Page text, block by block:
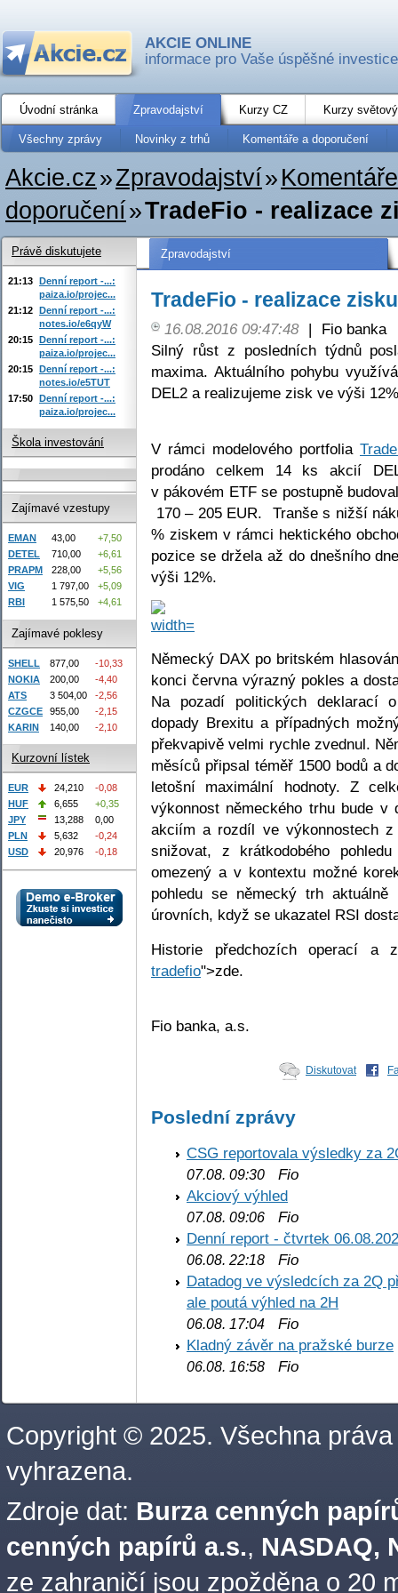
AKCIE ONLINE
informace pro Vaše úspěšné investice
Úvodní stránka Zpravodajství Kurzy CZ Kurzy
Všechny zprávy Novinky z trhů Komentáře a doporučení
Akcie.cz»Zpravodajství»
doporučení»TradeFio - realizace
Zpravodajství
TradeFio - realizace
16.08.2016 09:47:48 |
Fio banka
Silný růst z posledních týdnů
maxima. Aktuálního pohybu
DEL2 a realizujeme zisk ve výši
V rámci modelového portfolia
prodáno celkem 14 ks akcií
v pákovém ETF se postupně
170 – 205 EUR. Tranše s nižší
% ziskem v rámci hektického
pozice se držela až do dnešního
výši 12%.
Německý DAX po britském
konci června výrazný pokles a
Na pozadí politických deklarací
dopady Brexitu a případných
překvapivě velmi rychle zvednul.
měsíců připsal téměř 1500 bodů a
letošní maximální hodnoty. Z
výkonnost německého trhu bude
akciím a rozdíl ve výkonnostech
snižovat, z krátkodobého
omezený a v kontextu možné
pohledu se německý trh
úrovních, když se ukazatel RSI
Historie předchozích operací a
tradefio">zde.
Fio banka, a.s.
Diskutovat
Poslední zprávy
CSG reportovala výsledky za
07.08. 09:30 Fio
Akciový výhled
07.08. 09:06 Fio
Denní report - čtvrtek
06.08. 22:18 Fio
Datadog ve výsledcích za 2Q
ale poutá výhled na 2H
06.08. 17:04 Fio
Kladný závěr na pražské burze
06.08. 16:58 Fio
Právě diskutujete
21:13 Denní report -...:
paiza.io/projec...
21:12 Denní report -...:
notes.io/e6qyW
20:15 Denní report -...:
paiza.io/projec...
20:15 Denní report -...:
notes.io/e5TUT
17:50 Denní report -...:
paiza.io/projec...
Škola investování
Zajímavé vzestupy
EMAN 43,00
+7,50
DETEL
710,00
+6,61
PRAPM
228,00
+5,56
VIG
1 797,00
+5,09
RBI
1 575,50 +4,61
Zajímavé poklesy
SHELL 877,00
-10,33
NOKIA
200,00
-4,40
ATS
3 504,00
-2,56
CZGCE
955,00
-2,15
KARIN
140,00 -2,10
Kurzovní lístek
EUR 24,210
-0,08
HUF
6,655
+0,35
JPY
13,288
0,00
PLN
5,632
-0,24
USD
20,976 -0,18
Copyright © 2025. Všechna práva
vyhrazena.
Zdroje dat: Burza cenných
cenných papírů a.s., NASDAQ,
ze zahraničí jsou zpožděna o 20